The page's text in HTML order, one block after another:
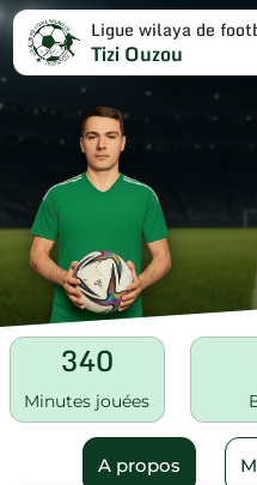
Ligue wilaya de
Tizi Ouzou
340
Minutes jouées
A propos